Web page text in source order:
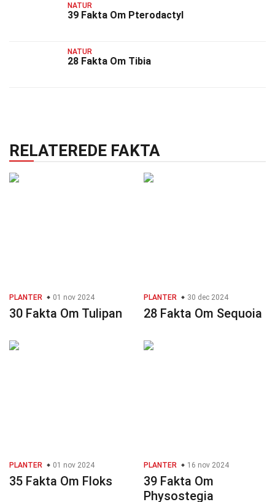
NATUR
39 Fakta Om Pterodactyl
NATUR
28 Fakta Om Tibia
RELATEREDE FAKTA
PLANTER 01 nov 2024
30 Fakta Om Tulipan
PLANTER 30 dec 2024
28 Fakta Om Sequoia
PLANTER 01 nov 2024
35 Fakta Om Floks
PLANTER 16 nov 2024
39 Fakta Om
Physostegia